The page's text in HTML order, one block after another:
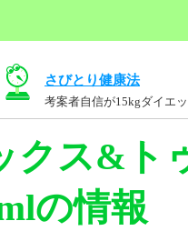
さびとり健康法
考案者自信が15kgダイエ
クス&ト
の情報